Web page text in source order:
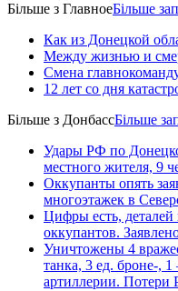
Більше з ГлавноеБільше
Как из Донецкой
Между жизнью и
Смена
12 лет со дня
Більше з ДонбассБільше
Удары РФ по
местного жителя, 9
Оккупанты опять
многоэтажек в
Цифры есть, деталей
оккупантов.
Уничтожены 4
танка, 3 ед. броне-,
артиллерии. Потери